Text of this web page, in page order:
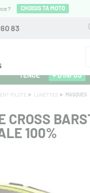
? CHOISIS TA MOTO
83
27 : FLOCAGE OFFERT
TENUE
+ D'INFOS
PILOTE LUNETTES MASQUES
CROSS
100%